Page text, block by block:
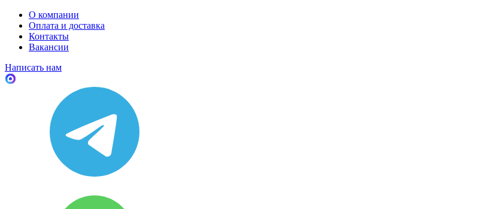
О компании
Оплата и доставка
Контакты
Вакансии
Написать нам